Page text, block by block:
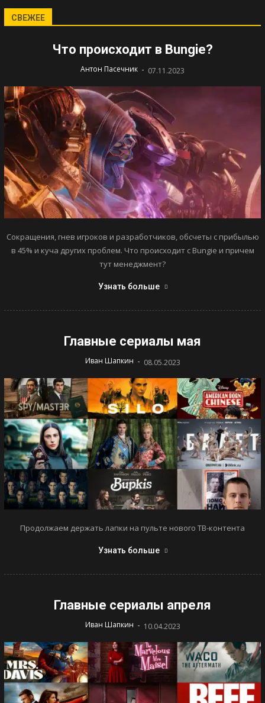
СВЕЖЕЕ
Что происходит в Bungie?
Антон Пасечник - 07.11.2023
Сокращения, гнев игроков и разработчиков, обсчеты с прибылью
в 45% и куча других проблем. Что происходит с Bungie и причем
тут менеджмент?
Узнать больше
Главные сериалы мая
Иван Шапкин - 08.05.2023
Продолжаем держать лапки на пульте нового ТВ-контента
Узнать больше
Главные сериалы апреля
Иван Шапкин - 10.04.2023